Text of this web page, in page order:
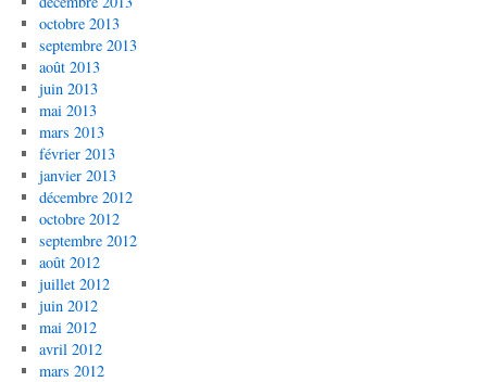
octobre 2013
septembre 2013
août 2013
juin 2013
mai 2013
mars 2013
février 2013
janvier 2013
décembre 2012
octobre 2012
septembre 2012
août 2012
juillet 2012
juin 2012
mai 2012
avril 2012
mars 2012